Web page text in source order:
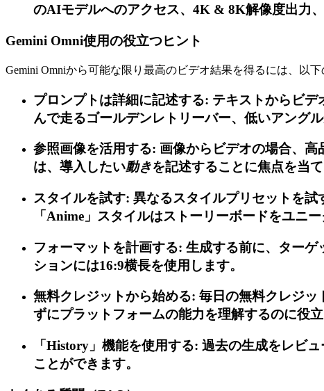
のAIモデルへのアクセス、4K & 8K解像度出力
Gemini Omni使用の役立つヒント
Gemini Omniから可能な限り最高のビデオ結果を得るには、以
プロンプトは詳細に記述する: テキストからビ
んで走るゴールデンレトリーバー、低いアング
参照画像を活用する: 画像からビデオの場合、
は、導入したい動きを記述することに焦点を当て
スタイルを試す: 異なるスタイルプリセットを
「Anime」スタイルはストーリーボードをユニ
フォーマットを計画する: 生成する前に、ター
ションには16:9横長を使用します。
無料クレジットから始める: 毎日の無料クレジ
ずにプラットフォームの能力を理解するのに役立
「History」機能を使用する: 過去の生成をレビ
ことができます。